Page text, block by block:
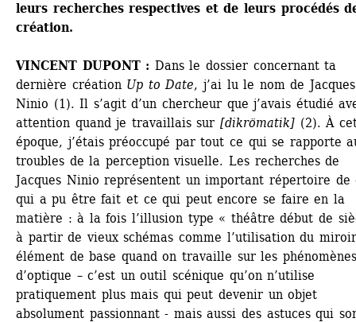
leurs recherches respectives et de leurs procédés
création.
VINCENT DUPONT : Dans le dossier concernant ta
dernière création Up to Date, j’ai lu le nom de Jacques
Ninio (1). Il s’agit d’un chercheur que j’avais étudié
attention quand je travaillais sur [dikrömatik] (2). À
époque, j’étais préoccupé par tout ce qui se rapporte
troubles de la perception visuelle. Les recherches de
Jacques Ninio représentent un important répertoire de
qui a pu être fait et ce qui peut encore se faire en la
matière : à la fois l’illusion type « théâtre début de
à partir de vieux schémas comme l’utilisation du
élément de base quand on travaille sur les phénomènes
d’optique – c’est un outil scénique qu’on n’utilise
pratiquement plus mais qui peut devenir un objet
absolument passionnant - mais aussi des astuces qui